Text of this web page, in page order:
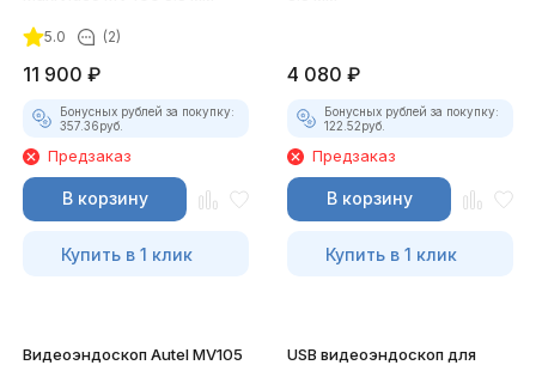
5.0 (2)
11 900 ₽
Бонусных рублей за покупку:
357.36руб.
Предзаказ
В корзину
Купить в 1 клик
4 080 ₽
Бонусных рублей за покупку:
122.52руб.
Предзаказ
В корзину
Купить в 1 клик
Видеоэндоскоп Autel MV105
USB видеоэндоскоп для